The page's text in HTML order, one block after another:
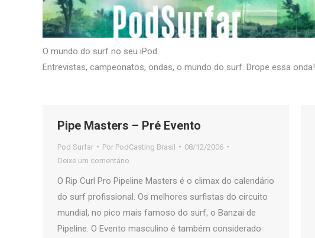
O mundo do surf no seu iPod.
Entrevistas, campeonatos, ondas, o mundo do surf. Drope essa onda!
Pipe Masters – Pré Evento
Pod Surfar Por PodCasting Brasil
08/12/2006
Deixe um comentário
O Rip Curl Pro Pipeline Masters é o climax do calendário
do surf profissional. Os melhores surfistas do circuito
mundial, no pico mais famoso do surf, o Banzai de
Pipeline. O Evento masculino é também considerado